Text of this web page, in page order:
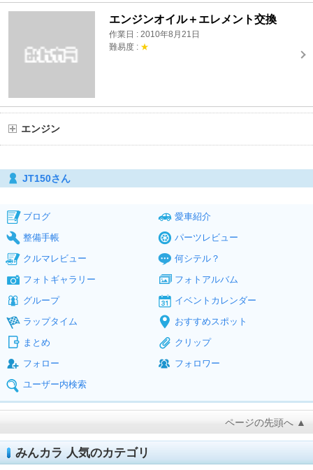
エンジンオイル＋エレメント交換
作業日 : 2010年8月21日
難易度 : ★
エンジン
JT150さん
ブログ
愛車紹介
整備手帳
パーツレビュー
クルマレビュー
何シテル？
フォトギャラリー
フォトアルバム
グループ
イベントカレンダー
ラップタイム
おすすめスポット
まとめ
クリップ
フォロー
フォロワー
ユーザー内検索
ページの先頭へ ▲
みんカラ 人気のカテゴリ